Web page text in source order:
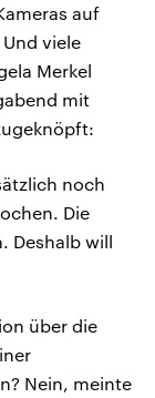
auf
viele
Merkel
mit
noch
Die
Deshalb will
über die
Nein, meinte